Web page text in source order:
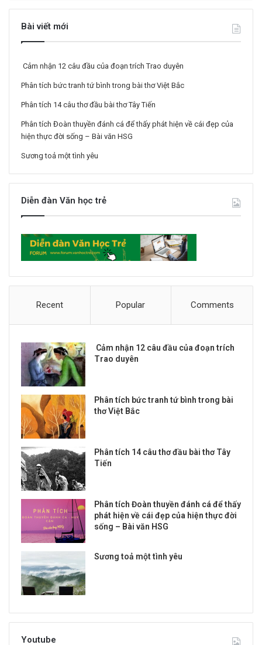
Bài viết mới
Cảm nhận 12 câu đầu của đoạn trích Trao duyên
Phân tích bức tranh tứ bình trong bài thơ Việt Bắc
Phân tích 14 câu thơ đầu bài thơ Tây Tiến
Phân tích Đoàn thuyền đánh cá để thấy phát hiện về cái đẹp của
hiện thực đời sống – Bài văn HSG
Sương toả một tình yêu
Diễn đàn Văn học trẻ
Recent Popular Comments
Cảm nhận 12 câu đầu của đoạn trích
Trao duyên
Phân tích bức tranh tứ bình trong bài
thơ Việt Bắc
Phân tích 14 câu thơ đầu bài thơ Tây
Tiến
Phân tích Đoàn thuyền đánh cá để thấy
phát hiện về cái đẹp của hiện thực đời
sống – Bài văn HSG
Sương toả một tình yêu
Youtube